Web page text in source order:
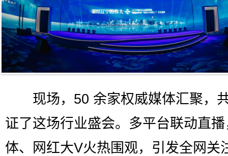
现场，50 余家权威媒体汇聚，
证了这场行业盛会。多平台联动直
体、网红大V火热围观，引发全网关